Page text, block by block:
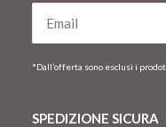
*Dall’offerta sono esclusi i
SPEDIZIONE SICURA